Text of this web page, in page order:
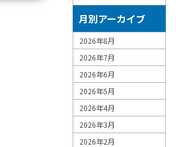
月別アーカイブ
2026年8月
2026年7月
2026年6月
2026年5月
2026年4月
2026年3月
2026年2月